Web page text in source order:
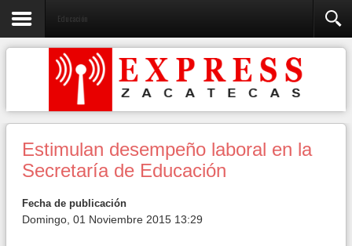
Educación
Estimulan desempeño laboral en la
Secretaría de Educación
Fecha de publicación
Domingo, 01 Noviembre 2015 13:29